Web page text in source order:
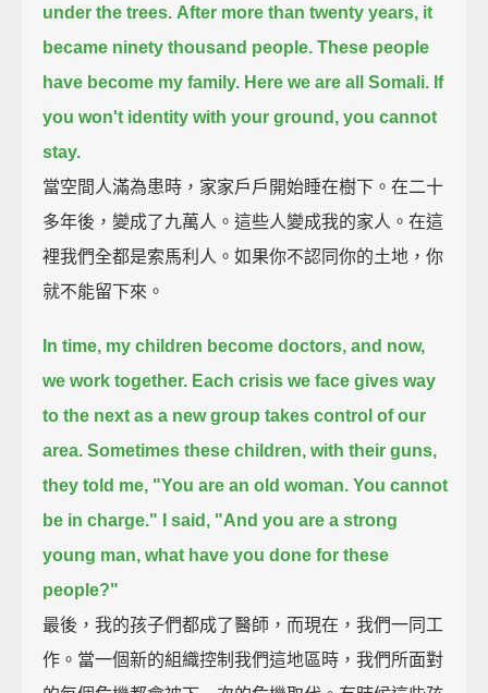
under the trees. After more than twenty years, it
became ninety thousand people. These people
have become my family. Here we are all Somali. If
you won't identity with your ground, you cannot
stay.
當空間人滿為患時，家家戶戶開始睡在樹下。在二十
多年後，變成了九萬人。這些人變成我的家人。在這
裡我們全都是索馬利人。如果你不認同你的土地，你
就不能留下來。
In time, my children become doctors, and now,
we work together. Each crisis we face gives way
to the next as a new group takes control of our
area. Sometimes these children, with their guns,
they told me, "You are an old woman. You cannot
be in charge."
I said, "And you are a strong
young man, what have you done for these
people?"
最後，我的孩子們都成了醫師，而現在，我們一同工
作。當一個新的組織控制我們這地區時，我們所面對